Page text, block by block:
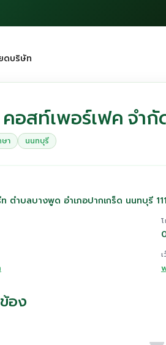
ดบริษัท
อสท์เพอร์เฟค จำกั
า นนทบุรี
ตำบลบางพูด อำเภอปากเกร็ด นนทบุรี
อง